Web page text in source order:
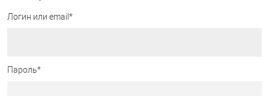
Логин или email*
Пароль*